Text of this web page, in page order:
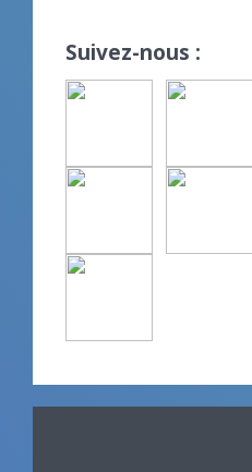
Suivez-nous :